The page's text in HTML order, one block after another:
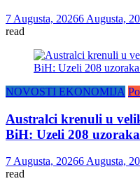
7 Augusta, 20266 Augusta,
read
NOVOSTI EKONOMIJA
Australci krenuli u
BiH: Uzeli 208
7 Augusta, 20266 Augusta,
read